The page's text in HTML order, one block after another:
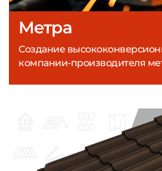
Метра
Создание
компании-производителя